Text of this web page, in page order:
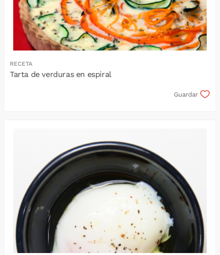
RECETA
Tarta de verduras en espiral
Guardar